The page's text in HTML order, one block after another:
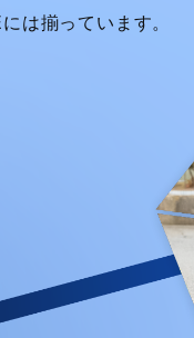
は揃っています。